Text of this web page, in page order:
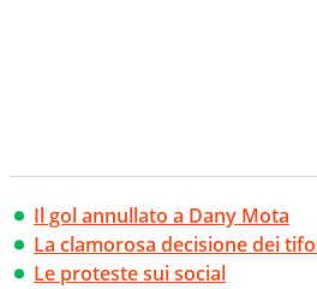
Il gol annullato a Dany Mota
La clamorosa decisione dei
Le proteste sui social